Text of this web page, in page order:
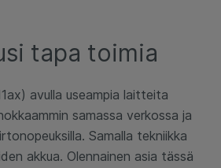
tapa toimia
avulla useampia laitteita
samassa verkossa ja
Samalla tekniikka
akkua. Olennainen asia tässä